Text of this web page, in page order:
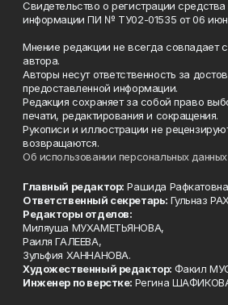
Свидетельство о регистрации
информации ПИ № ТУ02-01535 от 06
Мнение редакции не всегда совпадает
автора.
Авторы несут ответственность за
предоставленной информации.
Редакция сохраняет за собой право
печати, редактирования и сокращения.
Рукописи и иллюстрации не
возвращаются.
Об использовании персональных данных
Главный редактор: Рашида
Ответственный секретарь: Гульназ
Редакторы отделов:
Миляуша МУХАМЕТЬЯНОВА,
Раиля ГАЛЕЕВА,
Зульфия ХАННАНОВА.
Художественный редактор: Факил
Инженер по верстке: Регина